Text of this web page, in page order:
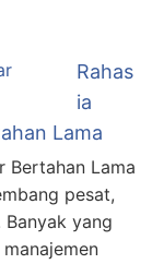
Rahas
ia
Lama
Bertahan Lama
pesat,
yang